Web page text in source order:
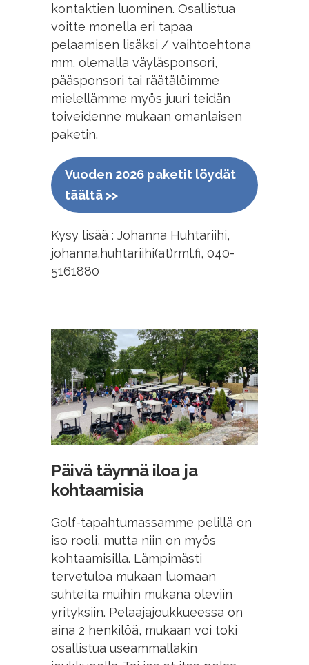
kontaktien luominen. Osallistua
voitte monella eri tapaa
pelaamisen lisäksi / vaihtoehtona
mm. olemalla väyläsponsori,
pääsponsori tai räätälöimme
mielellämme myös juuri teidän
toiveidenne mukaan omanlaisen
paketin.
Vuoden 2026 paketit löydät
täältä >>
Kysy lisää : Johanna Huhtariihi,
johanna.huhtariihi(at)rml.fi, 040-
5161880
Päivä täynnä iloa ja
kohtaamisia
Golf-tapahtumassamme pelillä on
iso rooli, mutta niin on myös
kohtaamisilla. Lämpimästi
tervetuloa mukaan luomaan
suhteita muihin mukana oleviin
yrityksiin. Pelaajajoukkueessa on
aina 2 henkilöä, mukaan voi toki
osallistua useammallakin